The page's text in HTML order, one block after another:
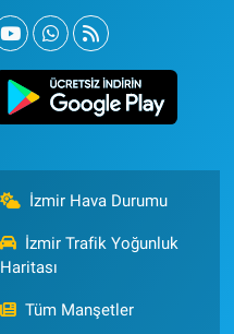
İzmir Hava Durumu
İzmir Trafik Yoğunluk
Haritası
Tüm Manşetler